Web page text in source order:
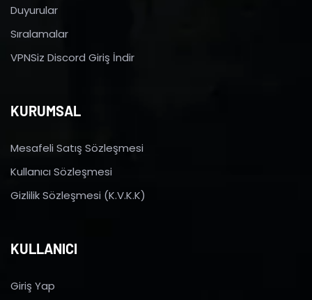
Duyurular
Sıralamalar
VPNSiz Discord Giriş İndir
KURUMSAL
Mesafeli Satış Sözleşmesi
Kullanıcı Sözleşmesi
Gizlilik Sözleşmesi (K.V.K.K)
KULLANICI
Giriş Yap